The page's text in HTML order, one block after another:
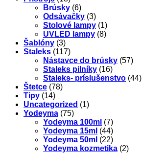
Brúsky (6)
Odsávačky (3)
Stolové lampy (1)
UVLED lampy (8)
Šablóny (3)
Staleks (117)
Nástavce do brúsky (57)
Staleks pilníky (16)
Staleks- príslušenstvo (44)
Štetce (78)
Tipy (14)
Uncategorized (1)
Yodeyma (75)
Yodeyma 100ml (7)
Yodeyma 15ml (44)
Yodeyma 50ml (22)
Yodeyma kozmetika (2)